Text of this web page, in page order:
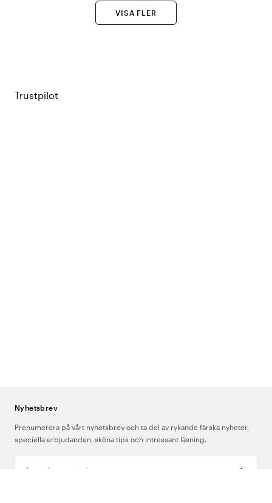
VISA FLER
Trustpilot
Nyhetsbrev
Prenumerera på vårt nyhetsbrev och ta del av rykande färska nyheter,
speciella erbjudanden, sköna tips och intressant läsning.